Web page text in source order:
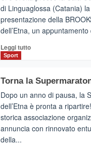
via
i
collegamenti
di Linguaglossa (Catania)
presentazione della
dell’Etna, un
Leggi tuttoLeggi
BROOKS
SuperMaratona
dell’Etna,
presentata
l’edizione
2026
Sport
Torna la
Dopo un anno di pausa, la
dell’Etna è pronta a
storica associazione
annuncia con rinnovato
della...